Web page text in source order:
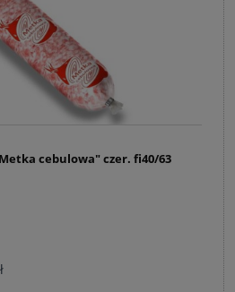
cebulowa" czer. fi40/63